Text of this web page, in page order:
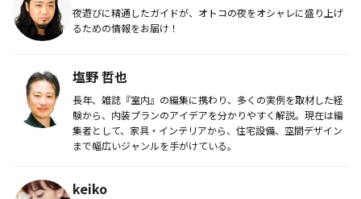
夜遊びに精通したガイドが、オトコの夜をオシャレに盛り上げ
るための情報をお届け！
塩野 哲也
長年、雑誌『室内』の編集に携わり、多くの実例を取材した経
験から、内装プランのアイデアを分かりやすく解説。現在は編
集者として、家具・インテリアから、住宅設備、空間デザイン
まで幅広いジャンルを手がけている。
keiko